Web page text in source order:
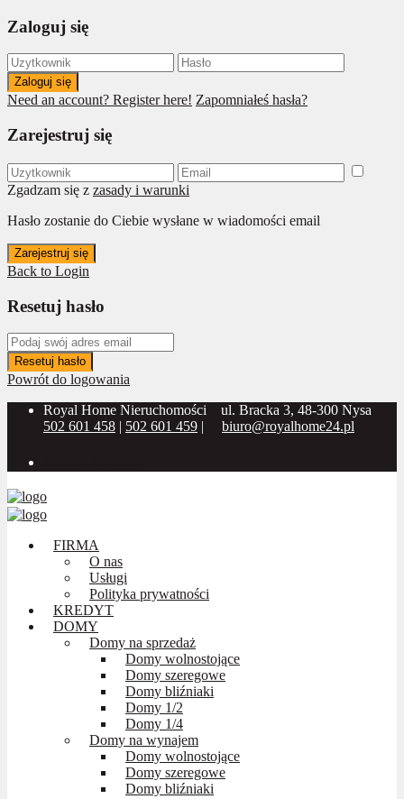
Zaloguj się
Zaloguj się
Need an account? Register here! Zapomniałeś hasła?
Zarejestruj się
Zgadzam się z zasady i warunki
Hasło zostanie do Ciebie wysłane w wiadomości email
Zarejestruj się
Back to Login
Resetuj hasło
Resetuj hasło
Powrót do logowania
Royal Home Nieruchomości
ul. Bracka 3, 48-300 Nysa
502 601 458 | 502 601 459 | biuro@royalhome24.pl
FIRMA
O nas
Usługi
Polityka prywatności
KREDYT
DOMY
Domy na sprzedaż
Domy wolnostojące
Domy szeregowe
Domy bliźniaki
Domy 1/2
Domy 1/4
Domy na wynajem
Domy wolnostojące
Domy szeregowe
Domy bliźniaki